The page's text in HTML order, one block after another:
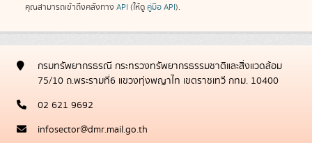
คุณสามารถเข้าถึงคลังทาง API (ให้ดู คู่มือ API).
กรมทรัพยากรธรณี กระทรวงทรัพยากรธรรมชาติและสิ่งแวดล้อม
75/10 ถ.พระรามที่6 แขวงทุ่งพญาไท เขตราชเทวี กทม. 10400
02 621 9692
infosector@dmr.mail.go.th